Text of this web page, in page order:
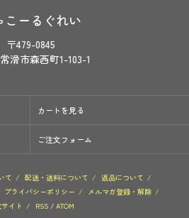
こーるぐれい
〒479-0845
滑市森西町1-103-1
カートを見る
ご注文フォーム
て / 配送・送料について / 返品について /
プライバシーポリシー / メルマガ登録・解除 /
イト / RSS/ ATOM